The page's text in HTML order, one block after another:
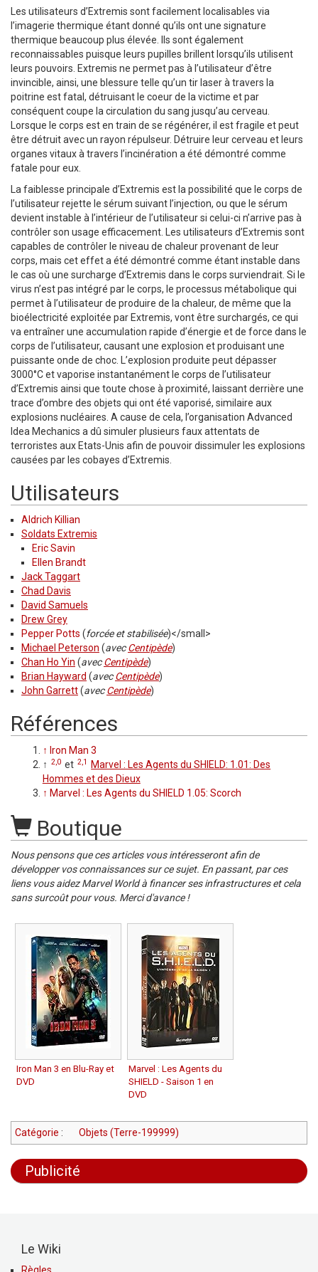
Les utilisateurs d’Extremis sont facilement localisables via
l’imagerie thermique étant donné qu’ils ont une signature
thermique beaucoup plus élevée. Ils sont également
reconnaissables puisque leurs pupilles brillent lorsqu’ils utilisent
leurs pouvoirs. Extremis ne permet pas à l’utilisateur d’être
invincible, ainsi, une blessure telle qu’un tir laser à travers la
poitrine est fatal, détruisant le coeur de la victime et par
conséquent coupe la circulation du sang jusqu’au cerveau.
Lorsque le corps est en train de se régénérer, il est fragile et peut
être détruit avec un rayon répulseur. Détruire leur cerveau et leurs
organes vitaux à travers l’incinération a été démontré comme
fatale pour eux.
La faiblesse principale d’Extremis est la possibilité que le corps de
l’utilisateur rejette le sérum suivant l’injection, ou que le sérum
devient instable à l’intérieur de l’utilisateur si celui-ci n’arrive pas à
contrôler son usage efficacement. Les utilisateurs d’Extremis sont
capables de contrôler le niveau de chaleur provenant de leur
corps, mais cet effet a été démontré comme étant instable dans
le cas où une surcharge d’Extremis dans le corps surviendrait. Si le
virus n’est pas intégré par le corps, le processus métabolique qui
permet à l’utilisateur de produire de la chaleur, de même que la
bioélectricité exploitée par Extremis, vont être surchargés, ce qui
va entraîner une accumulation rapide d’énergie et de force dans le
corps de l’utilisateur, causant une explosion et produisant une
puissante onde de choc. L’explosion produite peut dépasser
3000°C et vaporise instantanément le corps de l’utilisateur
d’Extremis ainsi que toute chose à proximité, laissant derrière une
trace d’ombre des objets qui ont été vaporisé, similaire aux
explosions nucléaires. A cause de cela, l’organisation Advanced
Idea Mechanics a dû simuler plusieurs faux attentats de
terroristes aux Etats-Unis afin de pouvoir dissimuler les explosions
causées par les cobayes d’Extremis.
Utilisateurs
Aldrich Killian
Soldats Extremis
Eric Savin
Ellen Brandt
Jack Taggart
Chad Davis
David Samuels
Drew Grey
Pepper Potts (forcée et stabilisée)</small>
Michael Peterson (avecCentipède)
Chan Ho Yin (avecCentipède)
Brian Hayward (avecCentipède)
John Garrett(avecCentipède)
Références
↑ Iron Man 3
↑ 2,0 et 2,1
Marvel : Les Agents du SHIELD: 1.01: Des
Hommes et des Dieux
↑ Marvel : Les Agents du SHIELD 1.05: Scorch
Boutique
Nous pensons que ces articles vous intéresseront afin de
développer vos connaissances sur ce sujet. En passant, par ces
liens vous aidez Marvel World à financer ses infrastructures et cela
sans surcoût pour vous. Merci d'avance !
Iron Man 3 en Blu-Ray et
DVD
Marvel : Les Agents du
SHIELD - Saison 1 en
DVD
Catégorie : Objets (Terre-199999)
Publicité
Le Wiki
Règles